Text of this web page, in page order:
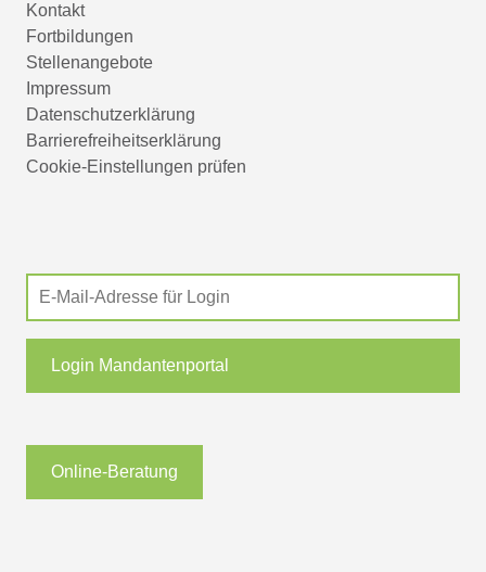
Kontakt
Fortbildungen
Stellenangebote
Impressum
Datenschutzerklärung
Barrierefreiheitserklärung
Cookie-Einstellungen prüfen
Login Mandantenportal
Online-Beratung